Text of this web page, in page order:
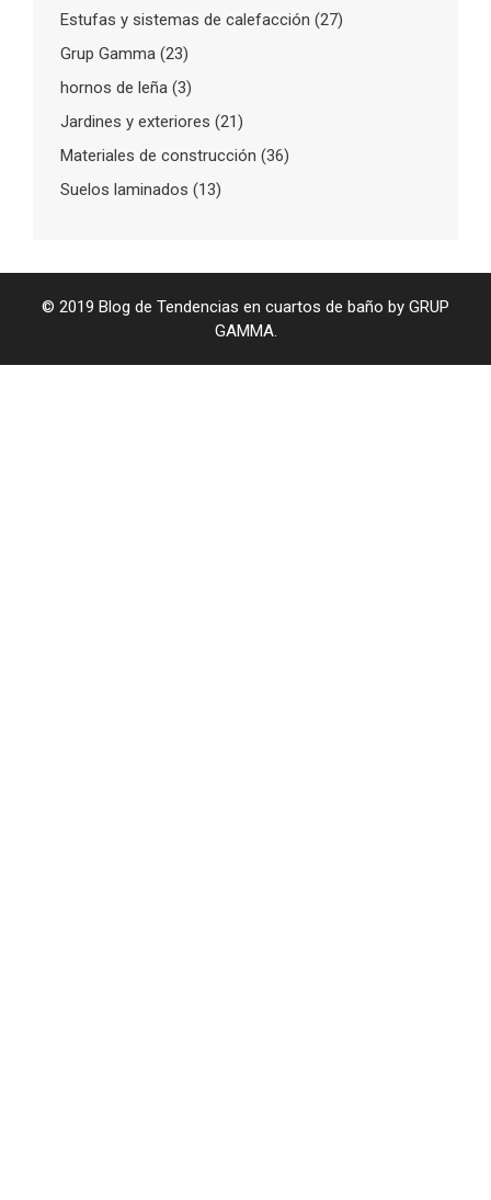
Estufas y sistemas de calefacción (27)
Grup Gamma (23)
hornos de leña (3)
Jardines y exteriores (21)
Materiales de construcción (36)
Suelos laminados (13)
© 2019 Blog de Tendencias en cuartos de baño by GRUP
GAMMA.